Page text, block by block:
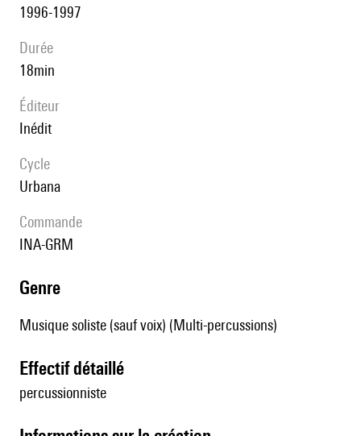
1996-1997
durée
18min
éditeur
Inédit
Cycle
Urbana
Commande
INA-GRM
genre
Musique soliste (sauf voix) (Multi-percussions)
effectif détaillé
percussionniste